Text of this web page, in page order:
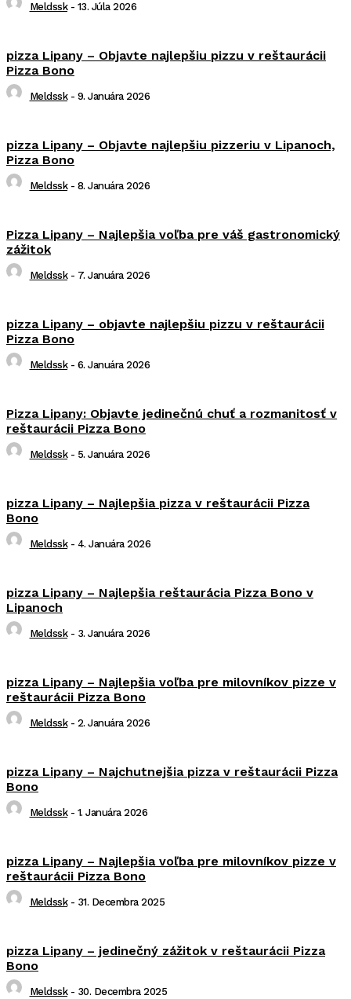
Meldssk - 13. Júla 2026
pizza Lipany – Objavte najlepšiu pizzu v reštaurácii
Pizza Bono
Meldssk - 9. Januára 2026
pizza Lipany – Objavte najlepšiu pizzeriu v Lipanoch,
Pizza Bono
Meldssk - 8. Januára 2026
Pizza Lipany – Najlepšia voľba pre váš gastronomický
zážitok
Meldssk - 7. Januára 2026
pizza Lipany – objavte najlepšiu pizzu v reštaurácii
Pizza Bono
Meldssk - 6. Januára 2026
Pizza Lipany: Objavte jedinečnú chuť a rozmanitosť v
reštaurácii Pizza Bono
Meldssk - 5. Januára 2026
pizza Lipany – Najlepšia pizza v reštaurácii Pizza
Bono
Meldssk - 4. Januára 2026
pizza Lipany – Najlepšia reštaurácia Pizza Bono v
Lipanoch
Meldssk - 3. Januára 2026
pizza Lipany – Najlepšia voľba pre milovníkov pizze v
reštaurácii Pizza Bono
Meldssk - 2. Januára 2026
pizza Lipany – Najchutnejšia pizza v reštaurácii Pizza
Bono
Meldssk - 1. Januára 2026
pizza Lipany – Najlepšia voľba pre milovníkov pizze v
reštaurácii Pizza Bono
Meldssk - 31. Decembra 2025
pizza Lipany – jedinečný zážitok v reštaurácii Pizza
Bono
Meldssk - 30. Decembra 2025